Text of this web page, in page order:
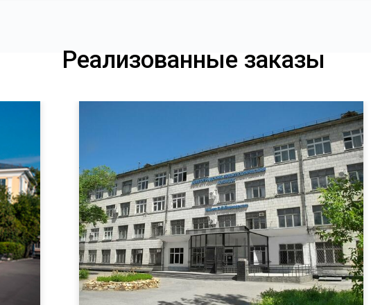
Реализованные заказы